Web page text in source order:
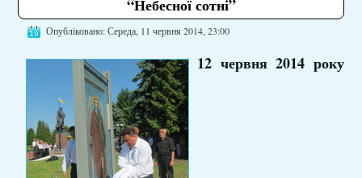
“Небесної сотні”
Опубліковано: Середа, 11 червня 2014, 23:00
12 червня 2014 року